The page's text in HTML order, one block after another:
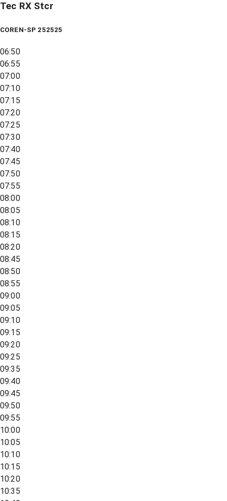
Tec RX Stcr
COREN-SP 252525
06:50
06:55
07:00
07:10
07:15
07:20
07:25
07:30
07:40
07:45
07:50
07:55
08:00
08:05
08:10
08:15
08:20
08:45
08:50
08:55
09:00
09:05
09:10
09:15
09:20
09:25
09:35
09:40
09:45
09:50
09:55
10:00
10:05
10:10
10:15
10:20
10:35